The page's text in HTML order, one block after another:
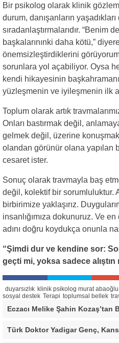
Bir psikolog olarak klinik
durum, danışanların
sıradanlaştırmalarıdır. “Benim
başkalarınınki daha kötü,”
önemsizleştirdiklerini
sorunlara yol açabiliyor. Oysa
kendi hikayesinin
yüzleşmenin ve iyileşmenin ilk
Toplum olarak artık
Onları bastırmak değil,
gelmek değil, üzerine
olandan görünür olana yapılan
cesaret ister.
Sonuç olarak travmayla baş
değil, kolektif bir sorumluluktur.
birbirimize yaklaşırız.
insanlığımıza dokunuruz. Ve
adını doğru koydukça onunla
“Şimdi dur ve kendine sor:
geçti mi, yoksa sadece alıştın
duyarsızlık klinik psikolog murat abaoğlu
sosyal destek Terapi toplumsal bellek